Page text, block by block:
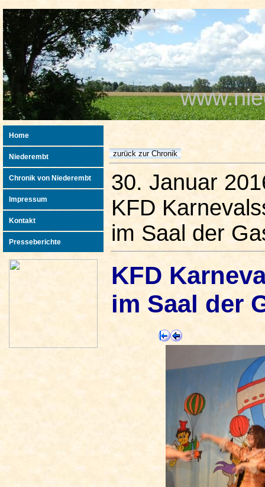
30. Januar
KFD
im Saal der
KFD
im Saal der
Home
Niederembt
Chronik von Niederembt
Impressum
Kontakt
Presseberichte